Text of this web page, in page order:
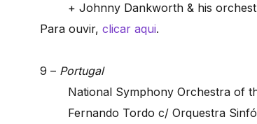
+ Johnny Dankworth & his
Para ouvir, clicar aqui.
9 – Portugal
National Symphony Orchestra of
Fernando Tordo c/ Orquestra